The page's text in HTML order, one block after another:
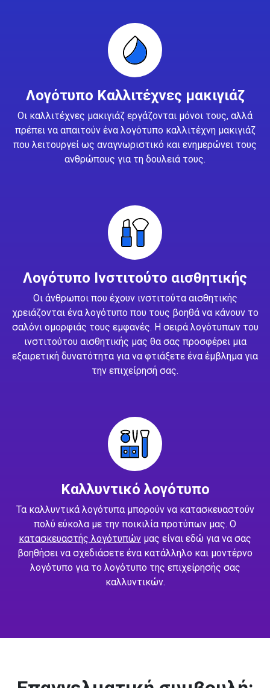
Λογότυπο Καλλιτέχνες μακιγιάζ
Οι καλλιτέχνες μακιγιάζ εργάζονται μόνοι τους, αλλά
πρέπει να απαιτούν ένα λογότυπο καλλιτέχνη μακιγιάζ
που λειτουργεί ως αναγνωριστικό και ενημερώνει τους
ανθρώπους για τη δουλειά τους.
Λογότυπο Ινστιτούτο αισθητικής
Οι άνθρωποι που έχουν ινστιτούτα αισθητικής
χρειάζονται ένα λογότυπο που τους βοηθά να κάνουν το
σαλόνι ομορφιάς τους εμφανές. Η σειρά λογότυπων του
ινστιτούτου αισθητικής μας θα σας προσφέρει μια
εξαιρετική δυνατότητα για να φτιάξετε ένα έμβλημα για
την επιχείρησή σας.
Καλλυντικό λογότυπο
Τα καλλυντικά λογότυπα μπορούν να κατασκευαστούν
πολύ εύκολα με την ποικιλία προτύπων μας. Ο
κατασκευαστής λογότυπών μας είναι εδώ για να σας
βοηθήσει να σχεδιάσετε ένα κατάλληλο και μοντέρνο
λογότυπο για το λογότυπο της επιχείρησής σας
καλλυντικών.